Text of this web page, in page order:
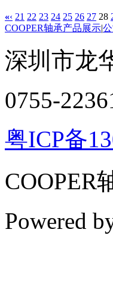
«‹ 21 22 23 24 25 26 27 28
COOPER轴承产品展示|
深圳市龙
0755-
粤ICP备
COOPER
Powered